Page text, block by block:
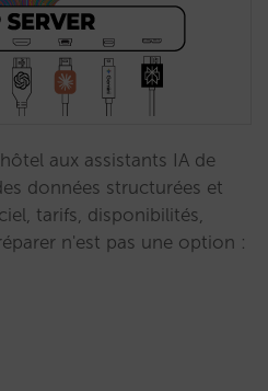
aux assistants IA de
données structurées et
tarifs, disponibilités,
n'est pas une option :